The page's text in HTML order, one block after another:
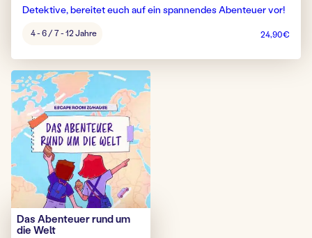
Detektive, bereitet euch auf ein spannendes Abenteuer vor!
Spiel:
4 - 6 / 7 - 12 Jahre 24,90€
Das Abenteuer rund um
die Welt